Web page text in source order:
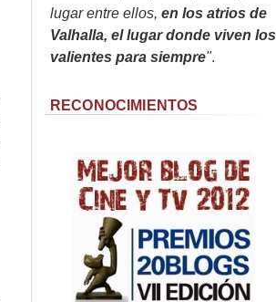
lugar entre ellos, en los atrios de
Valhalla, el lugar donde viven los
valientes para siempre".
RECONOCIMIENTOS